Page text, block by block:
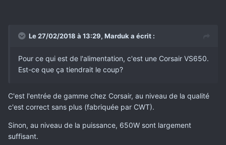
Le 27/02/2018 à 13:29, Marduka écrit :
Pour ce qui est de l'alimentation, c'est une Corsair VS650.
Est-ce que ça tiendrait le coup?
C'est l'entrée de gamme chez Corsair, au niveau de la qualité
c'est correct sans plus (fabriquée par CWT).
Sinon, au niveau de la puissance, 650W sont largement
suffisant.